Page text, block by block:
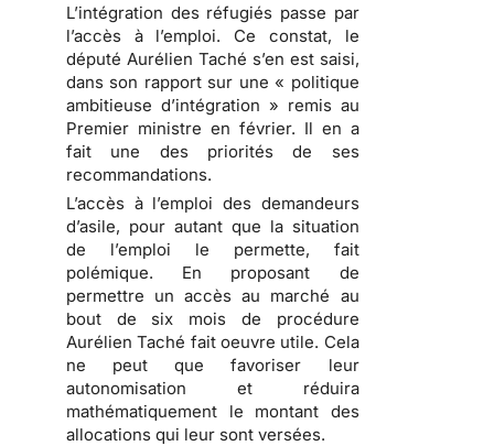
L’intégration des réfugiés passe par
l’accès à l’emploi. Ce constat, le
député Aurélien Taché s’en est saisi,
dans son rapport sur une « politique
ambitieuse d’intégration » remis au
Premier ministre en février. Il en a
fait une des priorités de ses
recommandations.
L’accès à l’emploi des demandeurs
d’asile, pour autant que la situation
de l’emploi le permette, fait
polémique. En proposant de
permettre un accès au marché au
bout de six mois de procédure
Aurélien Taché fait oeuvre utile. Cela
ne peut que favoriser leur
autonomisation et réduira
mathématiquement le montant des
allocations qui leur sont versées.